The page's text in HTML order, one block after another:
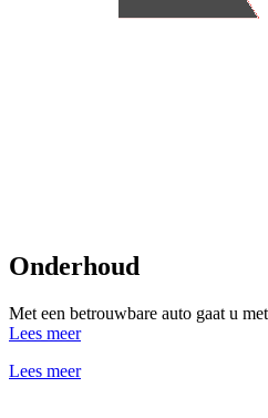
Onderhoud
Met een betrouwbare auto gaat u
Lees meer
Lees meer